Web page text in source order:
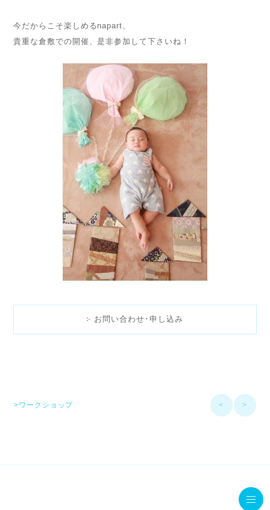
今だからこそ楽しめるnapart、
貴重な倉敷での開催、是非参加して下さいね！
お問い合わせ･申し込み
>ワークショップ < >